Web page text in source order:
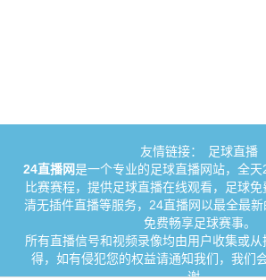
友情链接：
足球直播
24直播网是一个专业的足球直播网站，全
比赛赛程，提供足球直播在线观看，足球
清无插件直播等服务，24直播网以最全最
免费畅享足球赛事。
所有直播信号和视频录像均由用户收集或
得，如有侵犯您的权益请通知我们，我们
谢。